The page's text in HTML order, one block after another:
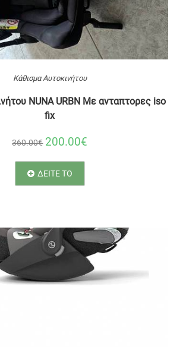
Κάθισμα Αυτοκινήτου
NUNA URBN Με ανταπτορες iso
fix
360.00€ 200.00€
ΔΕΙΤΕ ΤΟ